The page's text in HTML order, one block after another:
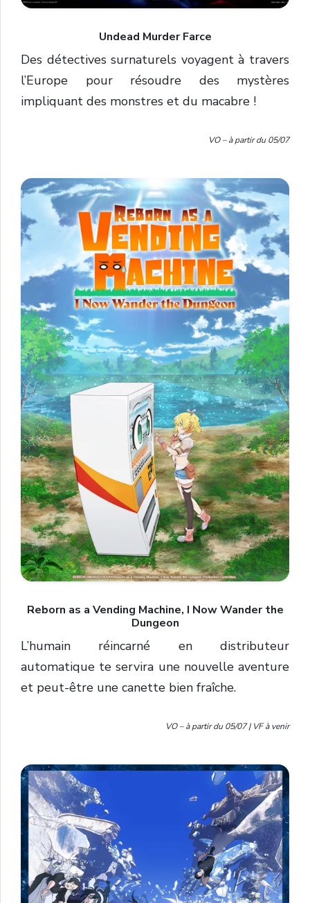
Undead Murder Farce
Des détectives surnaturels voyagent à travers
l’Europe pour résoudre des mystères
impliquant des monstres et du macabre !
VO – à partir du 05/07
Reborn as a Vending Machine, I Now Wander the
Dungeon
L’humain réincarné en distributeur
automatique te servira une nouvelle aventure
et peut-être une canette bien fraîche.
VO – à partir du 05/07 | VF à venir